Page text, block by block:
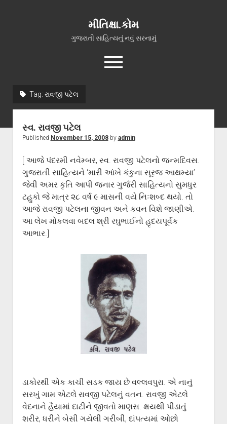
મીતિક્ષા.કોમ
ગુજરાતી સાહિત્યનું નવું સરનામું
open
menu
ગુજરાતી ગઝલો
ગીત, પ્રાર્થના અને ભજન
અન્ય રચનાઓ
વધુ માહિતી
open
dropdown
ગુજરાતી સાહિત્ય-જગત
સર્જકોને સલામ
આપની રચનાઓ
Privacy Policy
Tag: રાવજી પટેલ
સ્વ. રાવજી પટેલ
Published November 15, 2008by admin
[ આજે પંદરમી નવેમ્બર, સ્વ. રાવજી પટેલનો જન્મદિવસ.
ગુજરાતી સાહિત્યને ‘મારી આંખે કંકુના સૂરજ આથમ્યા’
જેવી અમર કૃતિ આપી જનાર ગુર્જરી સાહિત્યનો સુમધુર
ટહુકો જે માત્ર ૨૮ વર્ષ ૯ માસની વયે નિઃશબ્દ થયો. તો
આજે રાવજી પટેલના જીવન અને કવન વિશે જાણીએ.
આ લેખ મોકલવા બદલ શ્રી રઘુભાઈનો હૃદયપૂર્વક
આભાર.]
ડાકોરથી એક કાચી સડક જાય છે વલ્લવપુરા. એ નાનું
સરખું ગામ એટલે રાવજી પટેલનું વતન. રાવજી એટલે
વેદનાને હૈયામાં દાટીને જીવતો માણસ. ક્ષયથી પીડાતું
શરીર, ધરીને બેસી ગયેલી ગરીબી, દાંપત્યમાં ઓછો